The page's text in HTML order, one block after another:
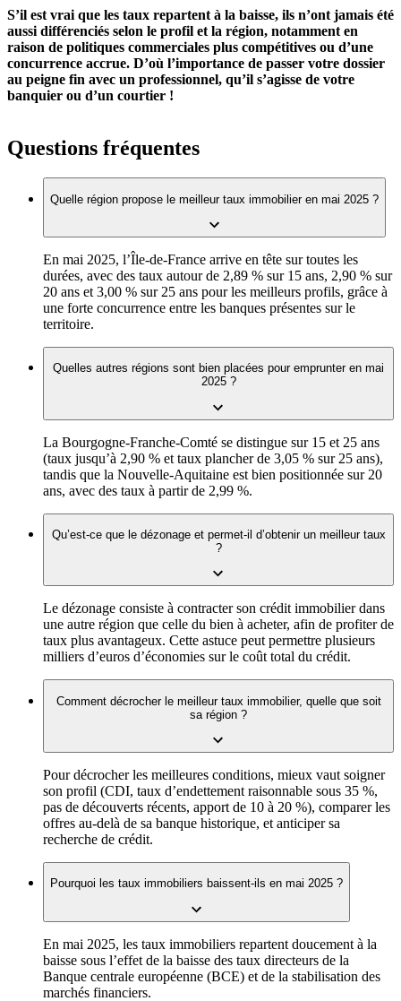
S’il est vrai que les taux repartent à la baisse, ils n’ont jamais été
aussi différenciés selon le profil et la région, notamment en
raison de politiques commerciales plus compétitives ou d’une
concurrence accrue. D’où l’importance de passer votre dossier
au peigne fin avec un professionnel, qu’il s’agisse de votre
banquier ou d’un courtier !
Questions fréquentes
Quelle région propose le meilleur taux immobilier en mai 2025 ?
En mai 2025, l’Île-de-France arrive en tête sur toutes les
durées, avec des taux autour de 2,89 % sur 15 ans, 2,90 % sur
20 ans et 3,00 % sur 25 ans pour les meilleurs profils, grâce à
une forte concurrence entre les banques présentes sur le
territoire.
Quelles autres régions sont bien placées pour emprunter en mai
2025 ?
La Bourgogne-Franche-Comté se distingue sur 15 et 25 ans
(taux jusqu’à 2,90 % et taux plancher de 3,05 % sur 25 ans),
tandis que la Nouvelle-Aquitaine est bien positionnée sur 20
ans, avec des taux à partir de 2,99 %.
Qu’est-ce que le dézonage et permet-il d’obtenir un meilleur taux
?
Le dézonage consiste à contracter son crédit immobilier dans
une autre région que celle du bien à acheter, afin de profiter de
taux plus avantageux. Cette astuce peut permettre plusieurs
milliers d’euros d’économies sur le coût total du crédit.
Comment décrocher le meilleur taux immobilier, quelle que soit
sa région ?
Pour décrocher les meilleures conditions, mieux vaut soigner
son profil (CDI, taux d’endettement raisonnable sous 35 %,
pas de découverts récents, apport de 10 à 20 %), comparer les
offres au-delà de sa banque historique, et anticiper sa
recherche de crédit.
Pourquoi les taux immobiliers baissent-ils en mai 2025 ?
En mai 2025, les taux immobiliers repartent doucement à la
baisse sous l’effet de la baisse des taux directeurs de la
Banque centrale européenne (BCE) et de la stabilisation des
marchés financiers.